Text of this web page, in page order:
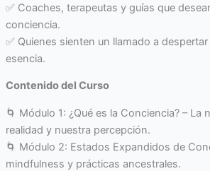
✅ Coaches, terapeutas y guías que
conciencia.
✅ Quienes sienten un llamado a
esencia.
Contenido del Curso
🌀 Módulo 1: ¿Qué es la Conciencia? – La
realidad y nuestra percepción.
🌀 Módulo 2: Estados Expandidos de
mindfulness y prácticas ancestrales.